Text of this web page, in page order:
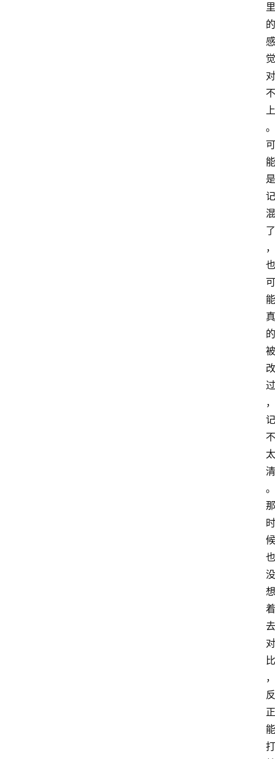
里
的
感
觉
对
不
上
。
可
能
是
记
混
了
，
也
可
能
真
的
被
改
过
，
记
不
太
清
。
那
时
候
也
没
想
着
去
对
比
，
反
正
能
打